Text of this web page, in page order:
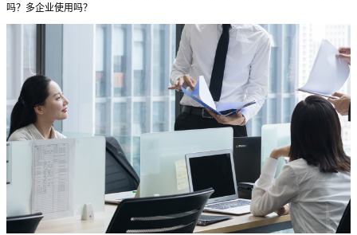
吗？多企业使用吗？